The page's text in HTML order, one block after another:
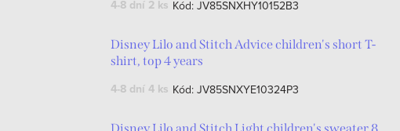
4-8 dní 2 ks Kód: JV85SNXHY10152B3
Disney Lilo and Stitch Advice children's short T-
shirt, top 4 years
4-8 dní 4 ks Kód: JV85SNXYE10324P3